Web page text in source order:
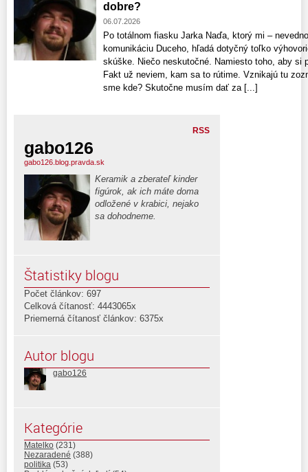
dobre?
06.07.2026
Po totálnom fiasku Jarka Naďa, ktorý mi –
komunikáciu Duceho, hľadá dotyčný toľko
skúške. Niečo neskutočné. Namiesto toho, aby si
Fakt už neviem, kam sa to rútime. Vznikajú tu
sme kde? Skutočne musím dať za [...]
RSS
gabo126
gabo126.blog.pravda.sk
Keramik a zberateľ kinder
figúrok, ak ich máte doma
odložené v krabici, nejako
sa dohodneme.
Štatistiky blogu
Počet článkov: 697
Celková čítanosť: 4443065x
Priemerná čítanosť článkov: 6375x
Autor blogu
gabo126
Kategórie
Matelko (231)
Nezaradené (388)
politika (53)